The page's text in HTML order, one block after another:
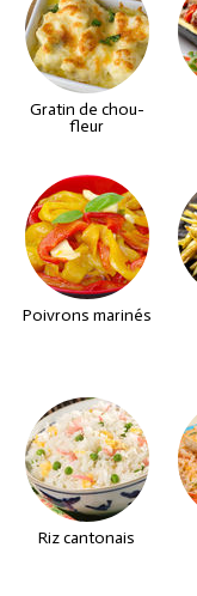
Gratin de chou-
fleur
Poivrons marinés
Riz cantonais